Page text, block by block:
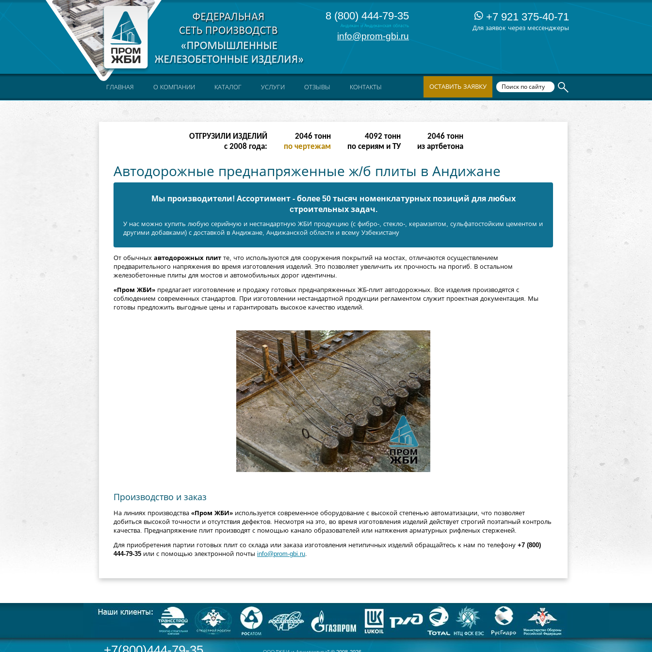
8 (800) 444-79-35
Андижан и Андижанская область
info@prom-gbi.ru
+7 921 375-40-71
Для заявок через мессенджеры
ГЛАВНАЯ О КОМПАНИИ КАТАЛОГ УСЛУГИ ОТЗЫВЫ КОНТАКТЫ ОСТАВИТЬ ЗАЯВКУ
ОТГРУЗИЛИ ИЗДЕЛИЙ
с 2008 года:
4094тонн
по чертежам
8188 тонн
по сериям и ТУ
4094тонн
из артбетона
Автодорожные преднапряженные ж/б плиты в Андижане
Мы производители! Ассортимент - более 50 тысяч номенклатурных позиций для любых
cтроительных задач.
У нас можно купить любую серийную и нестандартную ЖБИ продукцию (с фибро-, стекло-, керамзитом, сульфатостойким цементом и
другими добавками) с доставкой в Андижанe, Андижанской области и всему Узбекистану
От обычных автодорожных плит те, что используются для сооружения покрытий на мостах, отличаются осуществлением
предварительного напряжения во время изготовления изделий. Это позволяет увеличить их прочность на прогиб. В остальном
железобетонные плиты для мостов и автомобильных дорог идентичны.
«Пром ЖБИ» предлагает изготовление и продажу готовых преднапряженных ЖБ-плит автодорожных. Все изделия производятся с
соблюдением современных стандартов. При изготовлении нестандартной продукции регламентом служит проектная документация. Мы
готовы предложить выгодные цены и гарантировать высокое качество изделий.
Производство и заказ
На линиях производства «Пром ЖБИ» используется современное оборудование с высокой степенью автоматизации, что позволяет
добиться высокой точности и отсутствия дефектов. Несмотря на это, во время изготовления изделий действует строгий поэтапный контроль
качества. Преднапряжение плит производят с помощью канало образователей или натяжения арматурных рифленых стерженей.
Для приобретения партии готовых плит со склада или заказа изготовления нетипичных изделий обращайтесь к нам по телефону +7 (800)
444-79-35 или с помощью электронной почты info@prom-gbi.ru.